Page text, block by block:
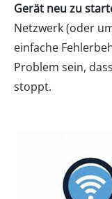
Gerät neu zu
Netzwerk (oder
einfache
Problem sein,
stoppt.